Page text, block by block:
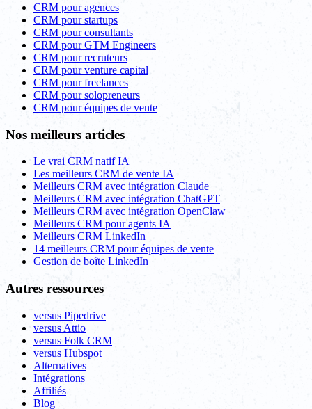
CRM pour agences
CRM pour startups
CRM pour consultants
CRM pour GTM Engineers
CRM pour recruteurs
CRM pour venture capital
CRM pour freelances
CRM pour solopreneurs
CRM pour équipes de vente
Nos meilleurs articles
Le vrai CRM natif IA
Les meilleurs CRM de vente IA
Meilleurs CRM avec intégration Claude
Meilleurs CRM avec intégration ChatGPT
Meilleurs CRM avec intégration OpenClaw
Meilleurs CRM pour agents IA
Meilleurs CRM LinkedIn
14 meilleurs CRM pour équipes de vente
Gestion de boîte LinkedIn
Autres ressources
versus Pipedrive
versus Attio
versus Folk CRM
versus Hubspot
Alternatives
Intégrations
Affiliés
Blog